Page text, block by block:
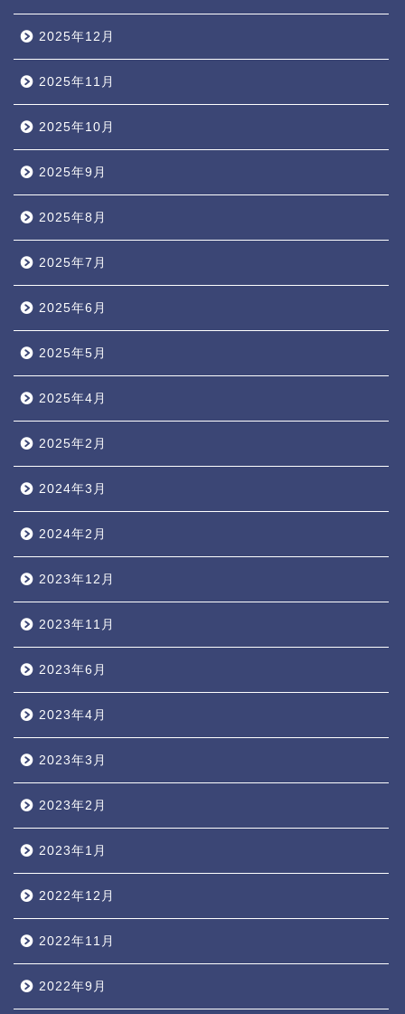
2025年12月
2025年11月
2025年10月
2025年9月
2025年8月
2025年7月
2025年6月
2025年5月
2025年4月
2025年2月
2024年3月
2024年2月
2023年12月
2023年11月
2023年6月
2023年4月
2023年3月
2023年2月
2023年1月
2022年12月
2022年11月
2022年9月